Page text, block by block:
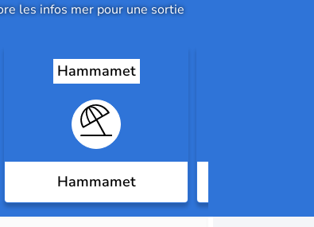
les infos mer pour une sortie
Hammamet
Hammamet